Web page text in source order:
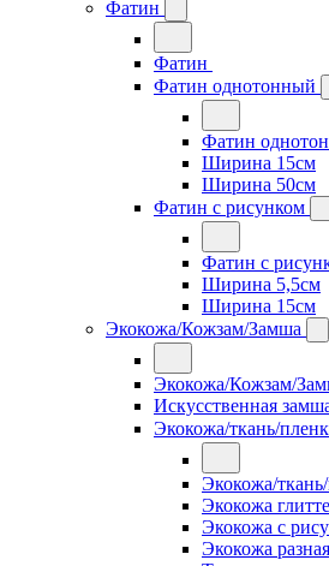
Фатин
Фатин
Фатин однотонный
Фатин
Ширина 15см
Ширина 50см
Фатин с рисунком
Фатин с
Ширина 5,5см
Ширина 15см
Экокожа/Кожзам/Замша
Экокожа/Кожзам/
Искусственная
Экокожа/ткань/
Экокожа/
Экокожа
Экокожа с
Экокожа разная